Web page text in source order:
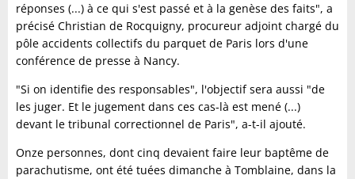
réponses (...) à ce qui s'est passé et à la genèse des faits", a
précisé Christian de Rocquigny, procureur adjoint chargé du
pôle accidents collectifs du parquet de Paris lors d'une
conférence de presse à Nancy.
"Si on identifie des responsables", l'objectif sera aussi "de
les juger. Et le jugement dans ces cas-là est mené (...)
devant le tribunal correctionnel de Paris", a-t-il ajouté.
Onze personnes, dont cinq devaient faire leur baptême de
parachutisme, ont été tuées dimanche à Tomblaine, dans la